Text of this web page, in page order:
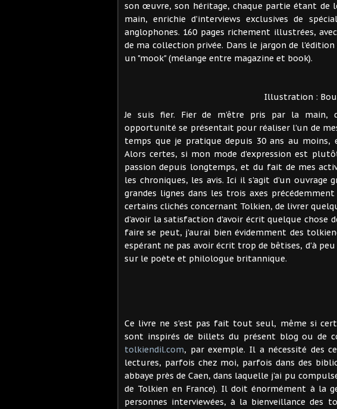
son œuvre, son héritage, chaque partie étant de
main, enrichie d’interviews exclusives de
anglophones. 160 pages richement illustrées,
de ma collection privée. Dans le jargon de
un "mook" (mélange entre magazine et book).
Illustration :
Je suis fier. Fier de m'être pris par la main,
opportunité se présentait pour réaliser l'un de
temps que je pratique depuis 30 ans au
Alors certes, si mon mode d'expression est
passion depuis longtemps, et du fait de mes
les chroniques, les avis. Ici il s'agit d'un ouvrage
grandes lignes dans les trois axes
certains clichés concernant Tolkien, de livrer
d'avoir la satisfaction d'avoir écrit quelque chose
faire se peut, j'aurai bien évidemment des
espérant ne pas avoir écrit trop de bêtises, d'à
sur le poète et philologue britannique.
Ce livre ne s'est pas fait tout seul, même si
sont inspirés de billets du présent blog ou de
tolkiendil.com, par exemple. Il a nécessité des
lectures, parfois chez moi, parfois dans des
abbaye près de Caen, dans laquelle j'ai pu
de Tolkien en France). Il doit énormément à la
personnes interviewées, à la bienveillance des